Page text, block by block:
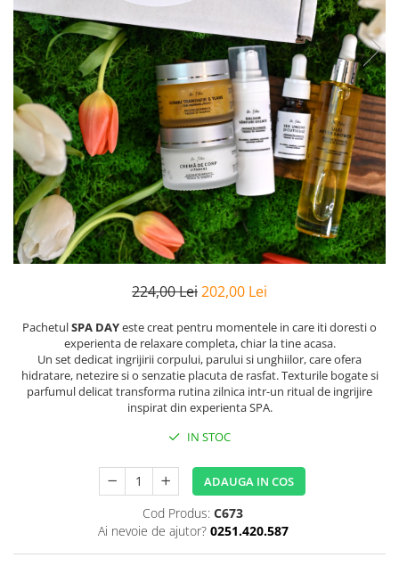
PREPARATE DERMATOLOGICE
Psoriazis
Onicomicoza
Acnee
Dermatita seboreica
Pete pigmentare
Caderea parului
Pitiriazis versicolor
Alte preparate dermatologice
PREPARATE GINECOLOGICE
Infectii urinare
PREPARATE PENTRU COPII
ALTE AFECTIUNI
224,00 Lei202,00 Lei
PachetulSPA DAYeste creat pentru momentele in care iti doresti o
experienta de relaxare completa, chiar la tine acasa.
Un set dedicat ingrijirii corpului, parului si unghiilor, care ofera
hidratare, netezire si o senzatie placuta de rasfat. Texturile bogate si
parfumul delicat transforma rutina zilnica intr-un ritual de ingrijire
inspirat din experienta SPA.
IN STOC
ADAUGA IN COS
Cod Produs: C673
Ai nevoie de ajutor? 0251.420.587